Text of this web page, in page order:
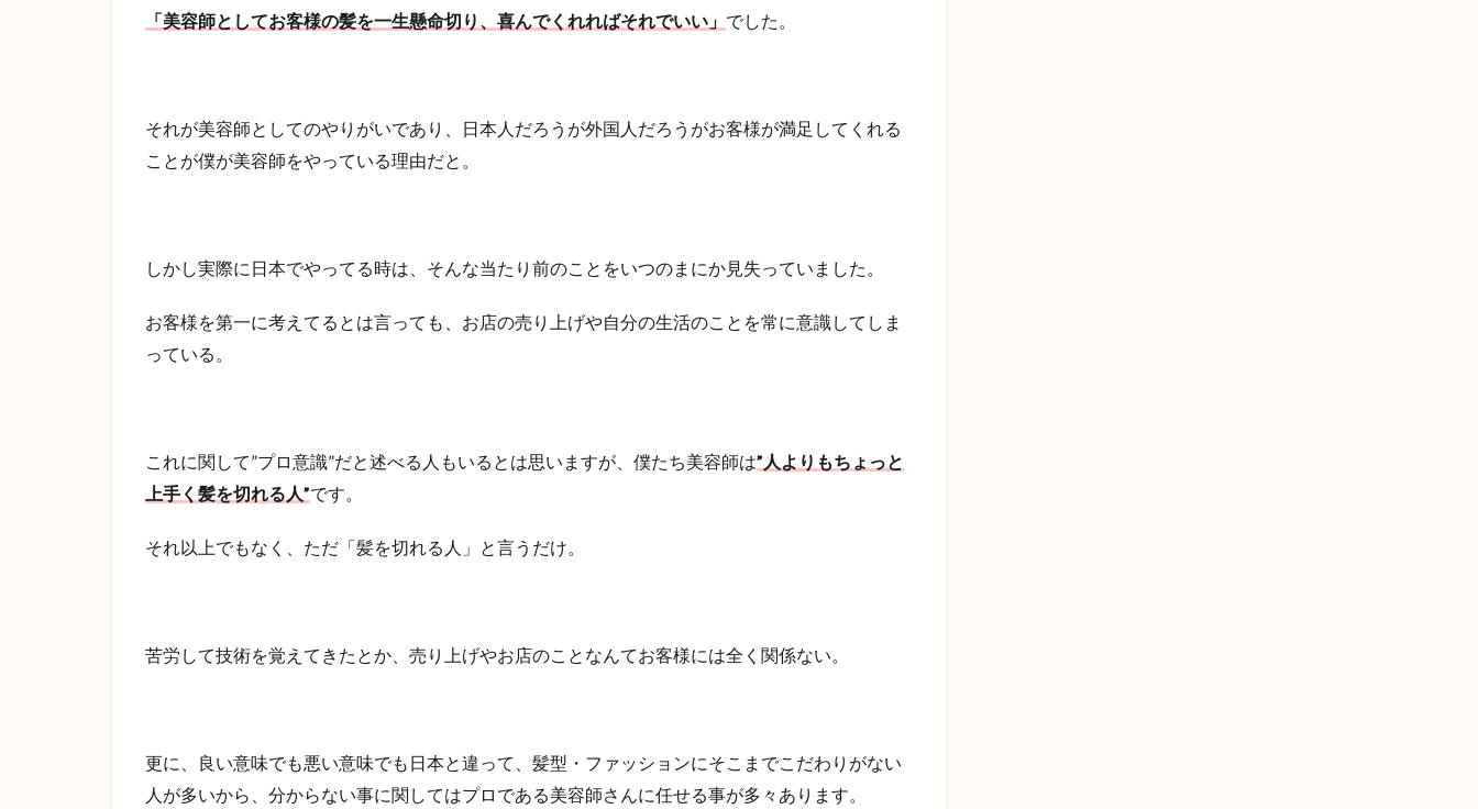
「美容師としてお客様の髪を一生懸命切り、喜んでくれればそれでいい」 でした。
それが美容師としてのやりがいであり、日本人だろうが外国人だろうがお客様が満足してくれる
ことが僕が美容師をやっている理由だと。
しかし実際に日本でやってる時は、そんな当たり前のことをいつのまにか見失っていました。
お客様を第一に考えてるとは言っても、お店の売り上げや自分の生活のことを常に意識してしま
っている。
これに関して”プロ意識”だと述べる人もいるとは思いますが、僕たち美容師は”人よりもちょっと
上手く髪を切れる人”です。
それ以上でもなく、ただ「髪を切れる人」と言うだけ。
苦労して技術を覚えてきたとか、売り上げやお店のことなんてお客様には全く関係ない。
更に、良い意味でも悪い意味でも日本と違って、髪型・ファッションにそこまでこだわりがない
人が多いから、分からない事に関してはプロである美容師さんに任せる事が多々あります。